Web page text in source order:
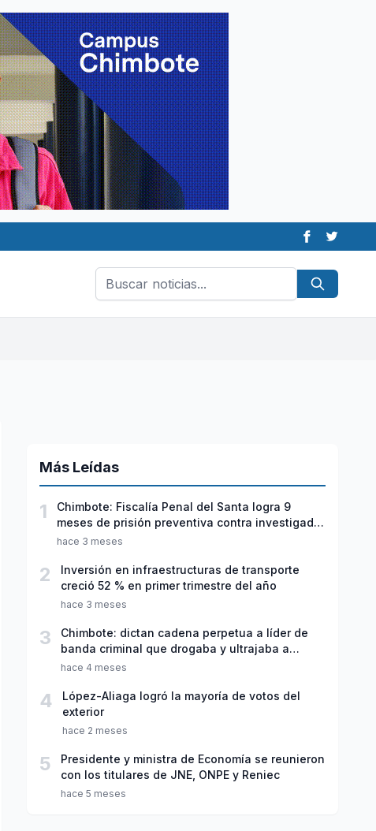
Más Leídas
1
Chimbote: Fiscalía Penal del Santa logra 9
meses de prisión preventiva contra investigado
por violación sexual y tentativa de feminicidio
hace 3 meses
2
Inversión en infraestructuras de transporte
creció 52 % en primer trimestre del año
hace 3 meses
3
Chimbote: dictan cadena perpetua a líder de
banda criminal que drogaba y ultrajaba a
jóvenes
hace 4 meses
4
López-Aliaga logró la mayoría de votos del
exterior
hace 2 meses
5
Presidente y ministra de Economía se reunieron
con los titulares de JNE, ONPE y Reniec
hace 5 meses